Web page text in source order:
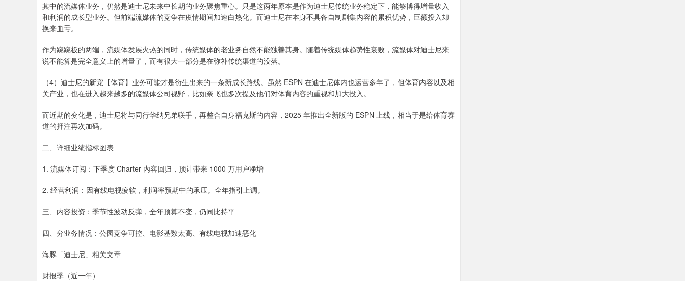
其中的流媒体业务，仍然是迪士尼未来中长期的业务聚焦重心。只是这两年原本是作为迪士尼传统业务稳定下，能够博得增量收入
和利润的成长型业务。但前端流媒体的竞争在疫情期间加速白热化。而迪士尼在本身不具备自制剧集内容的累积优势，巨额投入却
换来血亏。
作为跷跷板的两端，流媒体发展火热的同时，传统媒体的老业务自然不能独善其身。随着传统媒体趋势性衰败，流媒体对迪士尼来
说不能算是完全意义上的增量了，而有很大一部分是在弥补传统渠道的没落。
（4）迪士尼的新宠【体育】业务可能才是衍生出来的一条新成长路线。虽然 ESPN 在迪士尼体内也运营多年了，但体育内容以及相
关产业，也在进入越来越多的流媒体公司视野，比如奈飞也多次提及他们对体育内容的重视和加大投入。
而近期的变化是，迪士尼将与同行华纳兄弟联手，再整合自身福克斯的内容，2025 年推出全新版的 ESPN 上线，相当于是给体育赛
道的押注再次加码。
二、详细业绩指标图表
1. 流媒体订阅：下季度 Charter 内容回归，预计带来 1000 万用户净增
2. 经营利润：因有线电视疲软，利润率预期中的承压。全年指引上调。
三、内容投资：季节性波动反弹，全年预算不变，仍同比持平
四、分业务情况：公园竞争可控、电影基数太高、有线电视加速恶化
海豚「迪士尼」相关文章
财报季（近一年）